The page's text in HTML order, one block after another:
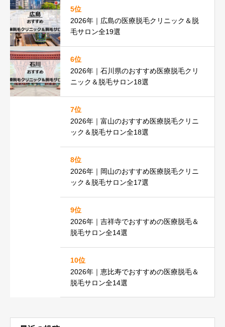
5位
2026年｜広島の医療脱毛クリニック＆脱
毛サロン全19選
6位
2026年｜石川県のおすすめ医療脱毛クリ
ニック＆脱毛サロン18選
7位
2026年｜富山のおすすめ医療脱毛クリニ
ック＆脱毛サロン全18選
8位
2026年｜岡山のおすすめ医療脱毛クリニ
ック＆脱毛サロン全17選
9位
2026年｜吉祥寺でおすすめの医療脱毛＆
脱毛サロン全14選
10位
2026年｜恵比寿でおすすめの医療脱毛＆
脱毛サロン全14選